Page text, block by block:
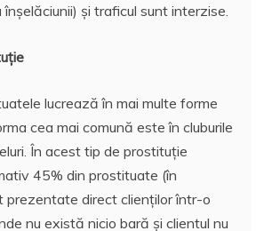
și traficul sunt interzise.
lucrează în mai multe forme
cea mai comună este în cluburile
În acest tip de prostituție
45% din prostituate (în
prezentate direct clienților într-o
nu există nicio bară și clientul nu